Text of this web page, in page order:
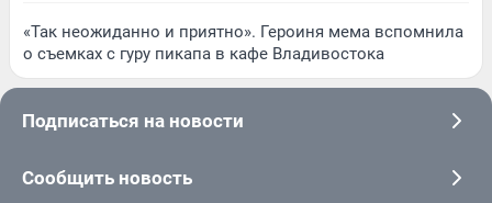
«Так неожиданно и приятно». Героиня мема вспомнила
о съемках с гуру пикапа в кафе Владивостока
Подписаться на новости
Сообщить новость